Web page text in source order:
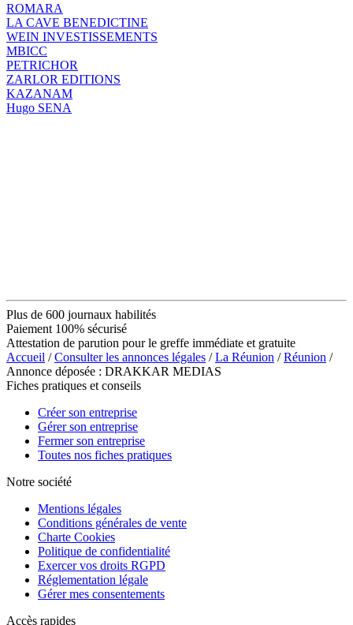
ROMARA
LA CAVE BENEDICTINE
WEIN INVESTISSEMENTS
MBICC
PETRICHOR
ZARLOR EDITIONS
KAZANAM
Hugo SENA
Plus de 600 journaux habilités
Paiement 100% sécurisé
Attestation de parution pour le greffe immédiate et gratuite
Accueil /Consulter les annonces légales /La Réunion /Réunion /
Annonce déposée : DRAKKAR MEDIAS
Fiches pratiques et conseils
Créer son entreprise
Gérer son entreprise
Fermer son entreprise
Toutes nos fiches pratiques
Notre société
Mentions légales
Conditions générales de vente
Charte Cookies
Politique de confidentialité
Exercer vos droits RGPD
Réglementation légale
Gérer mes consentements
Accès rapides